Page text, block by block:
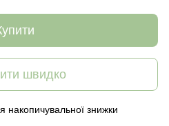
швидко
накопичувальної знижки